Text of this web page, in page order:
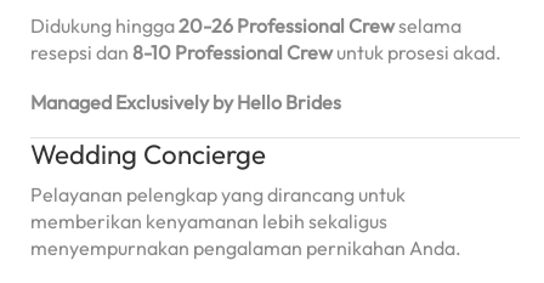
Didukung hingga20-26 Professional Crewselama
resepsi dan 8-10 Professional Crewuntuk prosesi akad.
Managed Exclusively by Hello Brides
Wedding Concierge
Pelayanan pelengkap yang dirancang untuk
memberikan kenyamanan lebih sekaligus
menyempurnakan pengalaman pernikahan Anda.